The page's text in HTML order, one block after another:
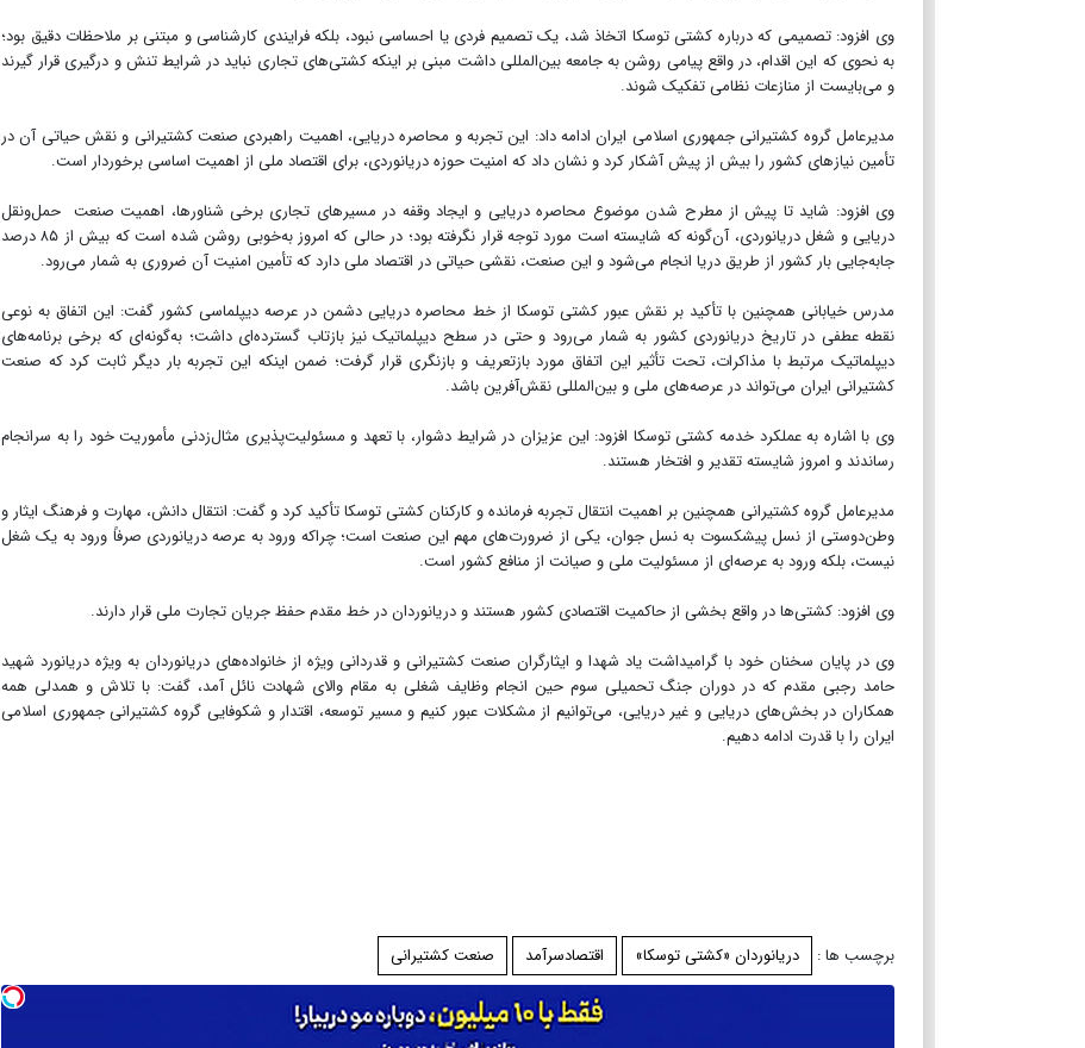
وی افزود: تصمیمی که درباره کشتی توسکا اتخاذ شد، یک تصمیم فردی یا احساسی نبود، بلکه فرایندی کارشناسی و مبتنی بر ملاحظات دقیق بود؛
به نحوی که این اقدام، در واقع پیامی روشن به جامعه بین‌المللی داشت مبنی بر اینکه کشتی‌های تجاری نباید در شرایط تنش و درگیری قرار گیرند
و می‌بایست از منازعات نظامی تفکیک شوند.
مدیرعامل گروه کشتیرانی جمهوری اسلامی ایران ادامه داد: این تجربه و محاصره دریایی، اهمیت راهبردی صنعت کشتیرانی و نقش حیاتی آن در
تأمین نیاز‌های کشور را بیش از پیش آشکار کرد و نشان داد که امنیت حوزه دریانوردی، برای اقتصاد ملی از اهمیت اساسی برخوردار است.
وی افزود: شاید تا پیش از مطرح شدن موضوع محاصره دریایی و ایجاد وقفه در مسیر‌های تجاری برخی شناورها، اهمیت صنعت حمل‌و‌نقل
دریایی و شغل دریانوردی، آن‌گونه که شایسته است مورد توجه قرار نگرفته بود؛ در حالی که امروز به‌خوبی روشن شده است که بیش از ۸۵ درصد
جابه‌جایی بار کشور از طریق دریا انجام می‌شود و این صنعت، نقشی حیاتی در اقتصاد ملی دارد که تأمین امنیت آن ضروری به شمار می‌رود.
مدرس خیابانی همچنین با تأکید بر نقش عبور کشتی توسکا از خط محاصره دریایی دشمن در عرصه دیپلماسی کشور گفت: این اتفاق به نوعی
نقطه عطفی در تاریخ دریانوردی کشور به شمار می‌رود و حتی در سطح دیپلماتیک نیز بازتاب گسترده‌ای داشت؛ به‌گونه‌ای که برخی برنامه‌های
دیپلماتیک مرتبط با مذاکرات، تحت تأثیر این اتفاق مورد بازتعریف و بازنگری قرار گرفت؛ ضمن اینکه این تجربه بار دیگر ثابت کرد که صنعت
کشتیرانی ایران می‌تواند در عرصه‌های ملی و بین‌المللی نقش‌آفرین باشد.
وی با اشاره به عملکرد خدمه کشتی توسکا افزود: این عزیزان در شرایط دشوار، با تعهد و مسئولیت‌پذیری مثال‌زدنی مأموریت خود را به سرانجام
رساندند و امروز شایسته تقدیر و افتخار هستند.
مدیرعامل گروه کشتیرانی همچنین بر اهمیت انتقال تجربه فرمانده و کارکنان کشتی توسکا تأکید کرد و گفت: انتقال دانش، مهارت و فرهنگ ایثار و
وطن‌دوستی از نسل پیشکسوت به نسل جوان، یکی از ضرورت‌های مهم این صنعت است؛ چراکه ورود به عرصه دریانوردی صرفاً ورود به یک شغل
نیست، بلکه ورود به عرصه‌ای از مسئولیت ملی و صیانت از منافع کشور است.
وی افزود: کشتی‌ها در واقع بخشی از حاکمیت اقتصادی کشور هستند و دریانوردان در خط مقدم حفظ جریان تجارت ملی قرار دارند.
وی در پایان سخنان خود با گرامیداشت یاد شهدا و ایثارگران صنعت کشتیرانی و قدردانی ویژه از خانواده‌های دریانوردان به ویژه دریانورد شهید
حامد رجبی مقدم که در دوران جنگ تحمیلی سوم حین انجام وظایف شغلی به مقام والای شهادت نائل آمد، گفت: با تلاش و همدلی همه
همکاران در بخش‌های دریایی و غیر دریایی، می‌توانیم از مشکلات عبور کنیم و مسیر توسعه، اقتدار و شکوفایی گروه کشتیرانی جمهوری اسلامی
ایران را با قدرت ادامه دهیم.
برچسب ها : دریانوردان «کشتی توسکا» اقتصادسرآمد صنعت کشتیرانی